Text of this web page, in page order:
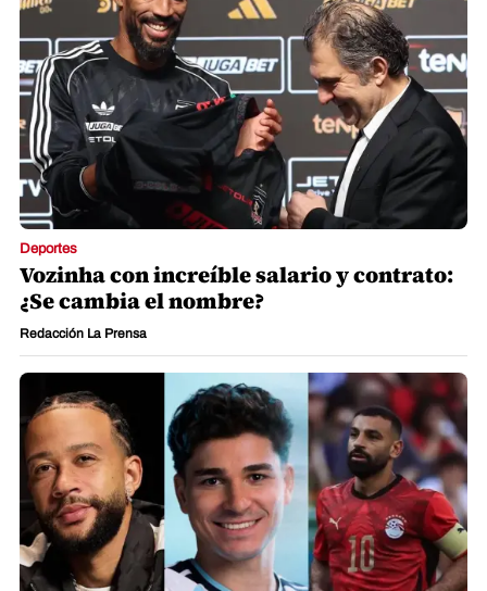
Deportes
Vozinha con increíble salario y contrato:
¿Se cambia el nombre?
Redacción La Prensa